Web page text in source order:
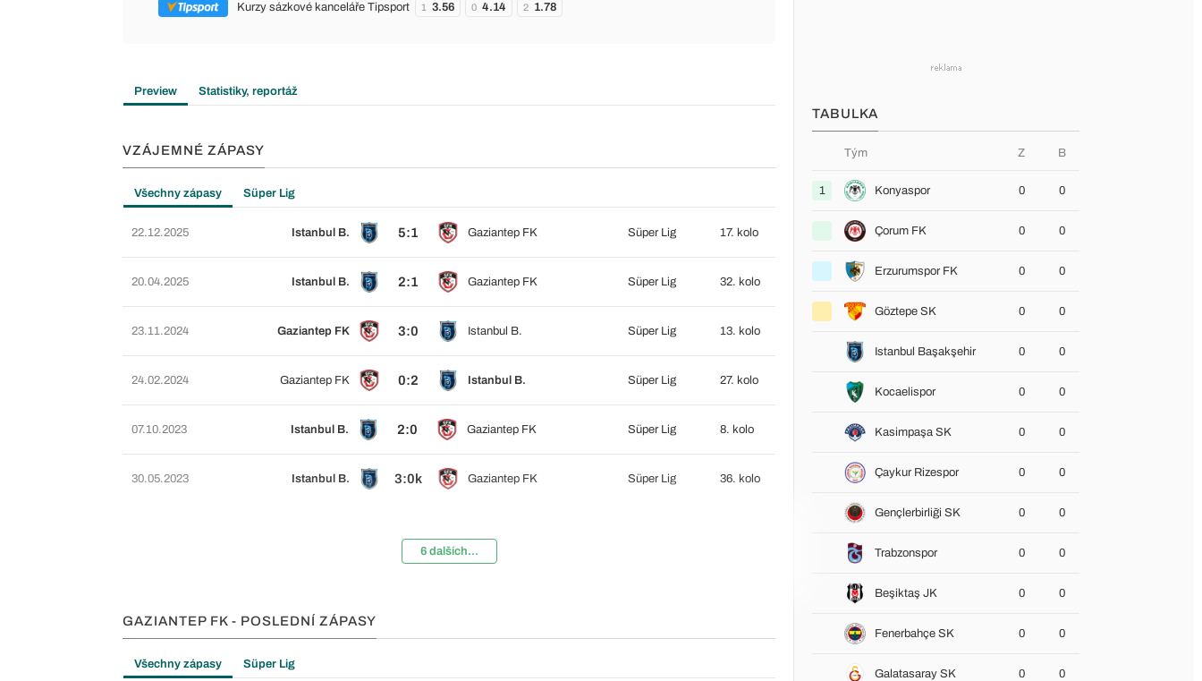
Kurzy sázkové kanceláře Tipsport 1 3.56 0 4.14 2 1.78
Preview Statistiky, reportáž
VZÁJEMNÉ ZÁPASY
Všechny zápasy Süper Lig
22.12.2025 Istanbul B. 5:1 Gaziantep FK Süper Lig 17. kolo
20.04.2025 Istanbul B. 2:1 Gaziantep FK Süper Lig 32. kolo
23.11.2024 Gaziantep FK 3:0 Istanbul B. Süper Lig 13. kolo
24.02.2024 Gaziantep FK 0:2 Istanbul B. Süper Lig 27. kolo
07.10.2023 Istanbul B. 2:0 Gaziantep FK Süper Lig 8. kolo
30.05.2023 Istanbul B. 3:0k Gaziantep FK Süper Lig 36. kolo
6 dalších...
GAZIANTEP FK - POSLEDNÍ ZÁPASY
Všechny zápasy Süper Lig
TABULKA
Tým Z B
1 Konyaspor 0 0
Çorum FK 0 0
Erzurumspor FK 0 0
Göztepe SK 0 0
Istanbul Başakşehir 0 0
Kocaelispor 0 0
Kasimpaşa SK 0 0
Çaykur Rizespor 0 0
Gençlerbirliği SK 0 0
Trabzonspor 0 0
Beşiktaş JK 0 0
Fenerbahçe SK 0 0
Galatasaray SK 0 0